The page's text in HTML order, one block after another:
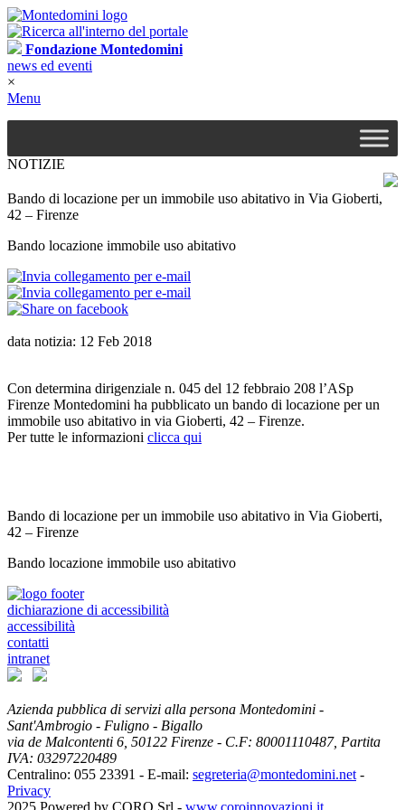
Fondazione Montedomini
news ed eventi
×
Menu
NOTIZIE
Bando di locazione per un immobile uso abitativo in Via Gioberti,
42 – Firenze
Bando locazione immobile uso abitativo
data notizia: 12 Feb 2018
Con determina dirigenziale n. 045 del 12 febbraio 208 l’ASp
Firenze Montedomini ha pubblicato un bando di locazione per un
immobile uso abitativo in via Gioberti, 42 – Firenze.
Per tutte le informazioni clicca qui
Bando di locazione per un immobile uso abitativo in Via Gioberti,
42 – Firenze
Bando locazione immobile uso abitativo
dichiarazione di accessibilità
accessibilità
contatti
intranet
Azienda pubblica di servizi alla persona Montedomini -
Sant'Ambrogio - Fuligno - Bigallo
via de Malcontenti 6, 50122 Firenze - C.F: 80001110487, Partita
IVA: 03297220489
Centralino: 055 23391 - E-mail: segreteria@montedomini.net -
Privacy
2025 Powered by CORO Srl - www.coroinnovazioni.it